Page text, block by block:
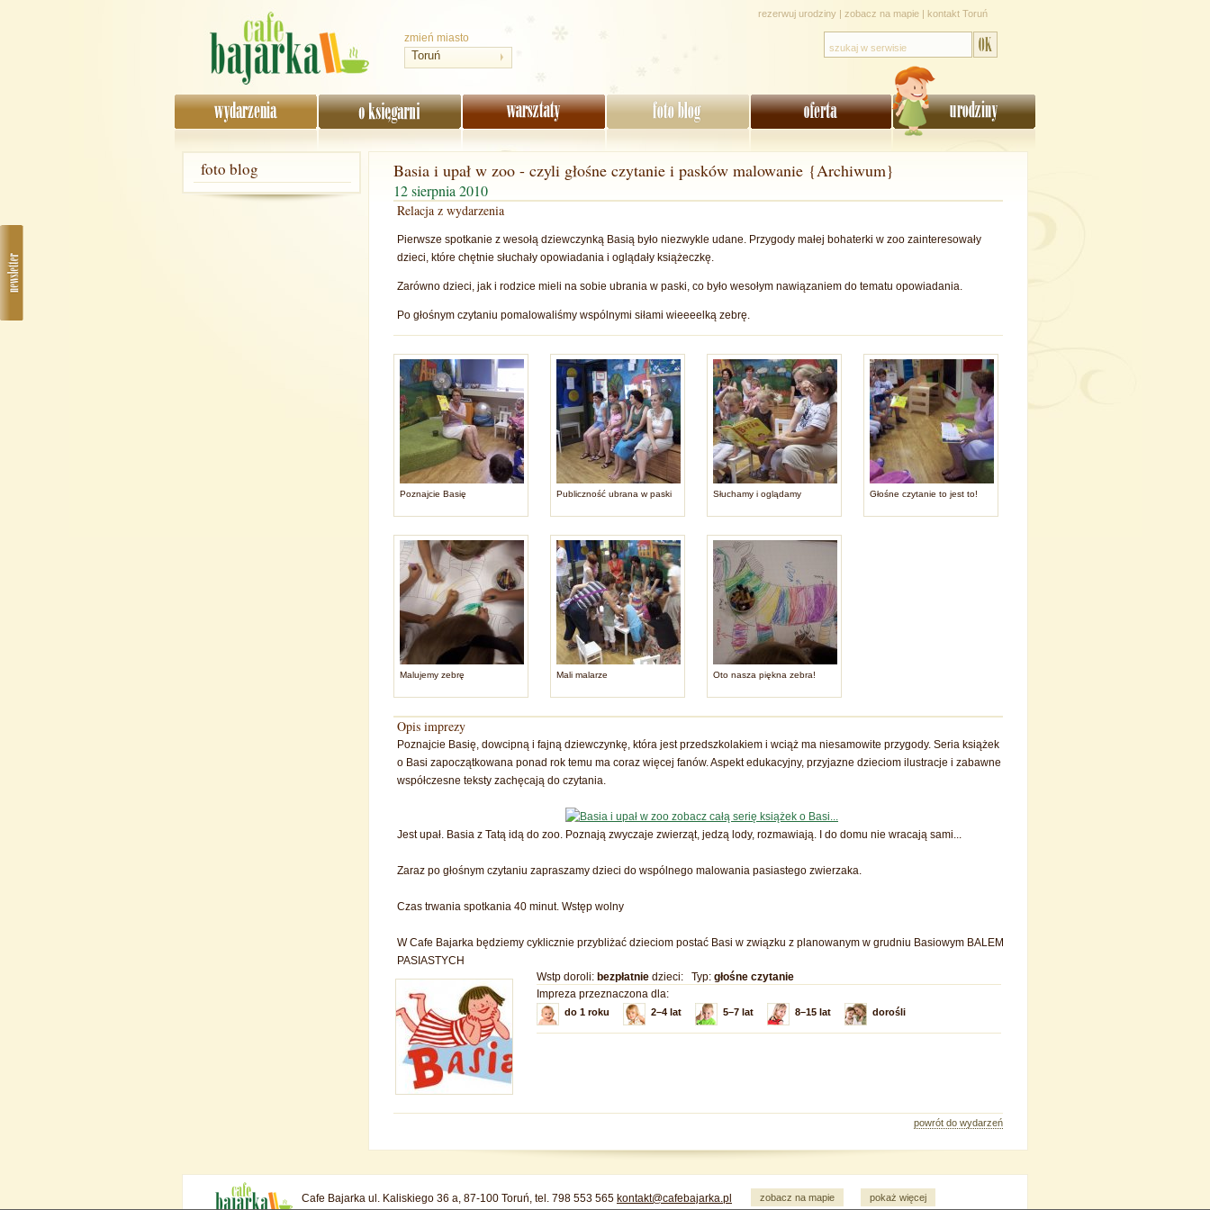
zmień miasto
Toruń
rezerwuj urodziny | zobacz na mapie | kontakt Toruń
foto blog Basia i upał w zoo - czyli głośne czytanie i pasków malowanie {Archiwum}
12 sierpnia 2010
Relacja z wydarzenia
Pierwsze spotkanie z wesołą dziewczynką Basią było niezwykle udane. Przygody małej bohaterki w zoo zainteresowały
dzieci, które chętnie słuchały opowiadania i oglądały książeczkę.
Zarówno dzieci, jak i rodzice mieli na sobie ubrania w paski, co było wesołym nawiązaniem do tematu opowiadania.
Po głośnym czytaniu pomalowaliśmy wspólnymi siłami wieeeelką zebrę.
Poznajcie Basię Publiczność ubrana w paski Słuchamy i oglądamy Głośne czytanie to jest to!
Malujemy zebrę Mali malarze Oto nasza piękna zebra!
Opis imprezy
Poznajcie Basię, dowcipną i fajną dziewczynkę, która jest przedszkolakiem i wciąż ma niesamowite przygody. Seria książek
o Basi zapoczątkowana ponad rok temu ma coraz więcej fanów. Aspekt edukacyjny, przyjazne dzieciom ilustracje i zabawne
współczesne teksty zachęcają do czytania.
zobacz całą serię książek o Basi...
Jest upał. Basia z Tatą idą do zoo. Poznają zwyczaje zwierząt, jedzą lody, rozmawiają. I do domu nie wracają sami...
Zaraz po głośnym czytaniu zapraszamy dzieci do wspólnego malowania pasiastego zwierzaka.
Czas trwania spotkania 40 minut. Wstęp wolny
W Cafe Bajarka będziemy cyklicznie przybliżać dzieciom postać Basi w związku z planowanym w grudniu Basiowym BALEM
PASIASTYCH
Wstp doroli: bezpłatnie dzieci: Typ: głośne czytanie
Impreza przeznaczona dla:
do 1 roku 2–4 lat 5–7 lat 8–15 lat dorośli
powrót do wydarzeń
Cafe Bajarka ul. Kaliskiego 36 a, 87-100 Toruń, tel. 798 553 565 kontakt@cafebajarka.pl zobacz na mapie pokaż więcej